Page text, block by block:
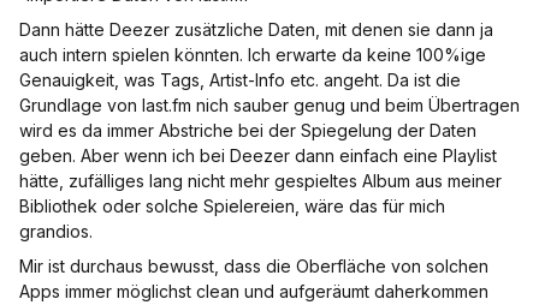
Dann hätte Deezer zusätzliche Daten, mit denen sie dann ja
auch intern spielen könnten. Ich erwarte da keine 100%ige
Genauigkeit, was Tags, Artist-Info etc. angeht. Da ist die
Grundlage von last.fm nich sauber genug und beim Übertragen
wird es da immer Abstriche bei der Spiegelung der Daten
geben. Aber wenn ich bei Deezer dann einfach eine Playlist
hätte, zufälliges lang nicht mehr gespieltes Album aus meiner
Bibliothek oder solche Spielereien, wäre das für mich
grandios.
Mir ist durchaus bewusst, dass die Oberfläche von solchen
Apps immer möglichst clean und aufgeräumt daherkommen